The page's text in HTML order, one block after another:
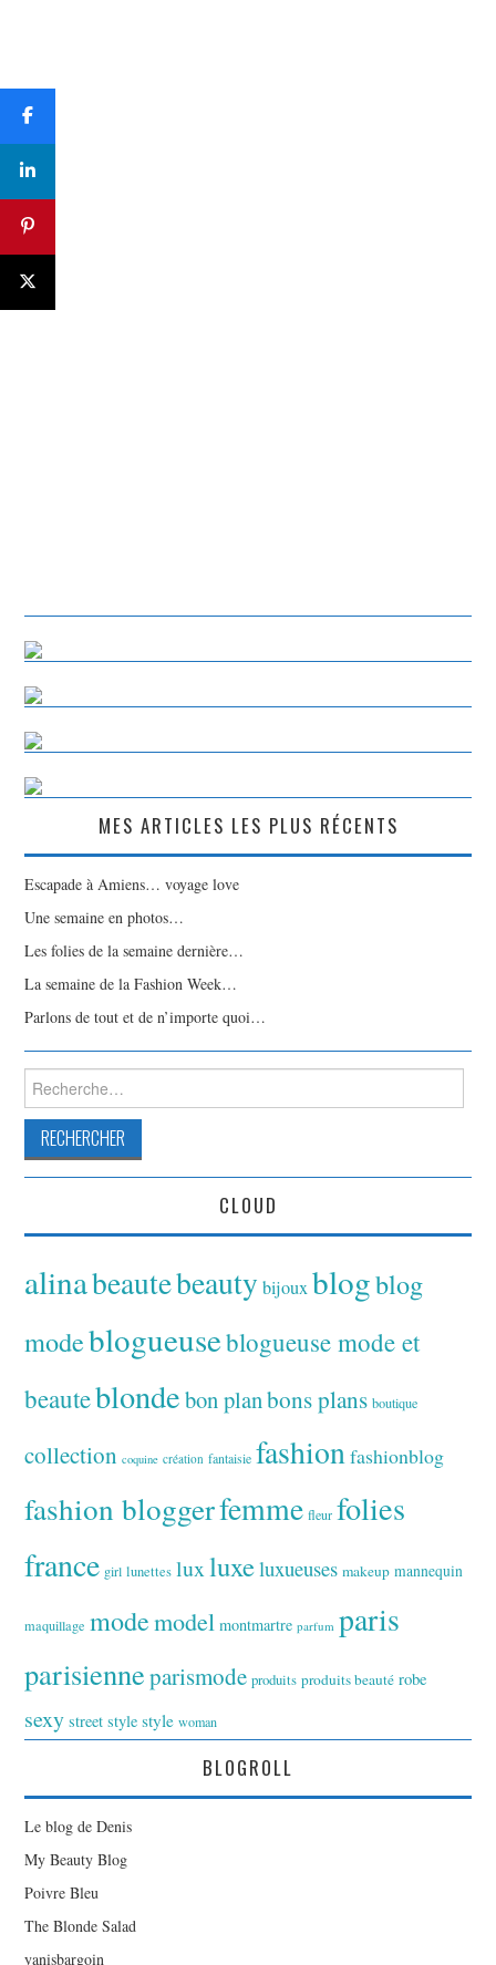
MES ARTICLES LES PLUS RÉCENTS
Escapade à Amiens… voyage love
Une semaine en photos…
Les folies de la semaine dernière…
La semaine de la Fashion Week…
Parlons de tout et de n’importe quoi…
Rechercher :
CLOUD
alinabeautebeauty bijoux blogblog
modeblogueuseblogueuse mode et
beauteblondebon planbons plans boutique
collection coquine création fantaisie fashionfashionblog
fashion bloggerfemme fleur folies
france girl lunettes luxluxeluxueuses makeup mannequin
maquillage modemodel montmartre parfum paris
parisienneparismode produits produits beauté robe
sexy street style style woman
BLOGROLL
Le blog de Denis
My Beauty Blog
Poivre Bleu
The Blonde Salad
yanisbargoin